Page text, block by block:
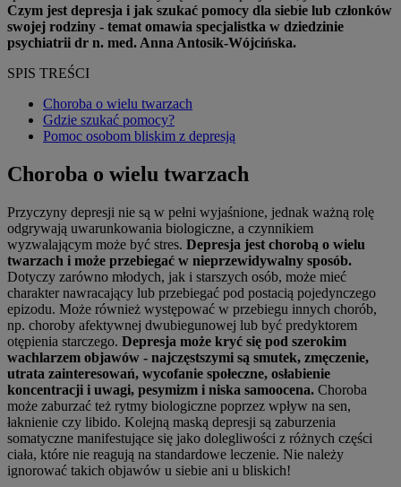
Czym jest depresja i jak szukać pomocy dla siebie lub członków
swojej rodziny - temat omawia specjalistka w dziedzinie
psychiatrii dr n. med. Anna Antosik-Wójcińska.
SPIS TREŚCI
Choroba o wielu twarzach
Gdzie szukać pomocy?
Pomoc osobom bliskim z depresją
Choroba o wielu twarzach
Przyczyny depresji nie są w pełni wyjaśnione, jednak ważną rolę
odgrywają uwarunkowania biologiczne, a czynnikiem
wyzwalającym może być stres. Depresja jest chorobą o wielu
twarzach i może przebiegać w nieprzewidywalny sposób.
Dotyczy zarówno młodych, jak i starszych osób, może mieć
charakter nawracający lub przebiegać pod postacią pojedynczego
epizodu. Może również występować w przebiegu innych chorób,
np. choroby afektywnej dwubiegunowej lub być predyktorem
otępienia starczego. Depresja może kryć się pod szerokim
wachlarzem objawów - najczęstszymi są smutek, zmęczenie,
utrata zainteresowań, wycofanie społeczne, osłabienie
koncentracji i uwagi, pesymizm i niska samoocena. Choroba
może zaburzać też rytmy biologiczne poprzez wpływ na sen,
łaknienie czy libido. Kolejną maską depresji są zaburzenia
somatyczne manifestujące się jako dolegliwości z różnych części
ciała, które nie reagują na standardowe leczenie. Nie należy
ignorować takich objawów u siebie ani u bliskich!